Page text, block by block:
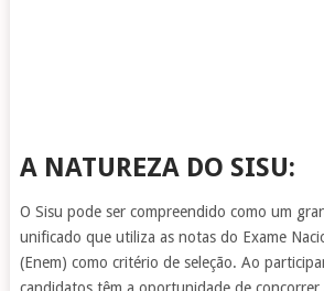
A NATUREZA DO SISU:
O Sisu pode ser compreendido como um
unificado que utiliza as notas do Exame
(Enem) como critério de seleção. Ao